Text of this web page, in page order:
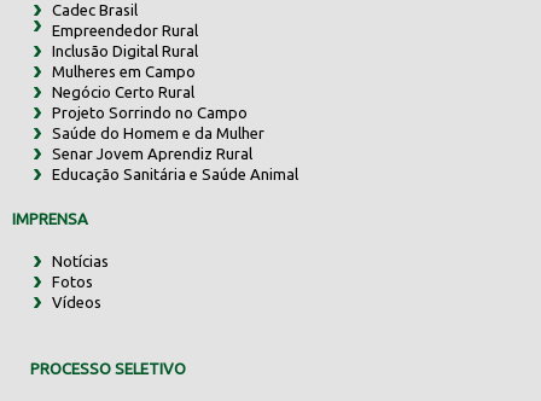
Cadec Brasil
Empreendedor Rural
Inclusão Digital Rural
Mulheres em Campo
Negócio Certo Rural
Projeto Sorrindo no Campo
Saúde do Homem e da Mulher
Senar Jovem Aprendiz Rural
Educação Sanitária e Saúde Animal
IMPRENSA
Notícias
Fotos
Vídeos
PROCESSO SELETIVO